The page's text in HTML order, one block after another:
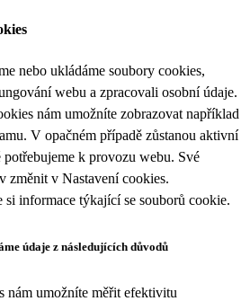
nebo ukládáme soubory cookies,
webu a zpracovali osobní údaje.
nám umožníte zobrazovat například
V opačném případě zůstanou aktivní
k provozu webu. Své
změnit v Nastavení cookies.
si informace týkající se souborů cookie.
údaje z následujících důvodů
nám umožníte měřit efektivitu